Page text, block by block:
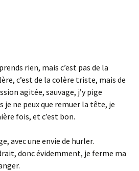
rien, mais c’est pas de la
c’est de la colère triste, mais de
agitée, sauvage, j’y pige
je ne peux que remuer la tête, je
fois, et c’est bon.
avec une envie de hurler.
donc évidemment, je ferme ma